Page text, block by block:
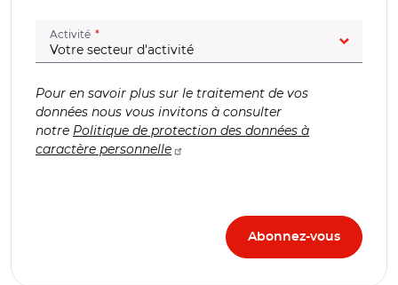
Activité (champ obligatoire)
Pour en savoir plus sur le traitement de vos
données nous vous invitons à consulter
notre Politique de protection des données à
caractère personnelle